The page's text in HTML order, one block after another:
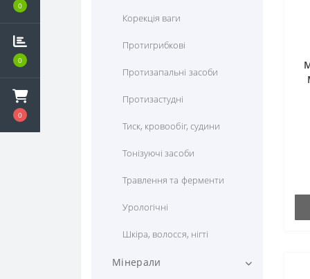
0
0
0
Корекція ваги
Протигрибкові
Протизапальні засоби
Протизастудні
Тиск, кровообіг, судини
Тонізуючі засоби
Травлення та ферменти
Урологічні
Шкіра, волосся, нігті
Мінерали